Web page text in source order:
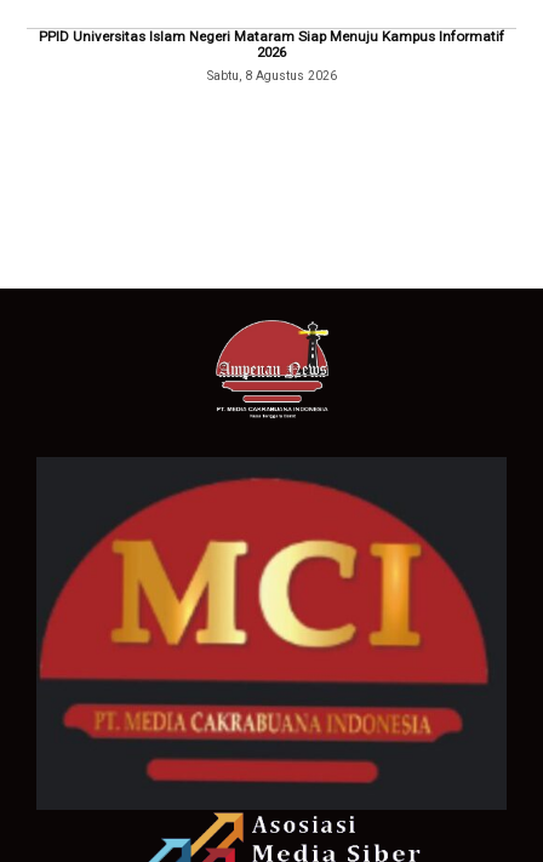
PPID Universitas Islam Negeri Mataram Siap Menuju Kampus Informatif
2026
Sabtu, 8 Agustus 2026